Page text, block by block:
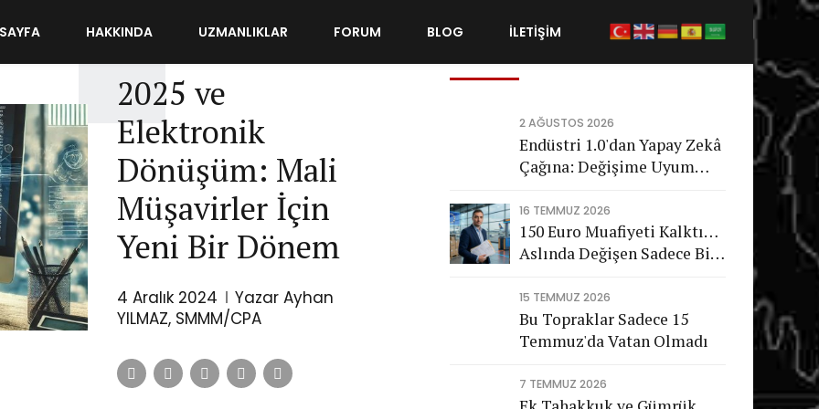
HAKKINDA UZMANLIKLAR FORUM BLOG İLETİŞİM
2025 ve
Elektronik
Dönüşüm: Mali
Müşavirler İçin
Yeni Bir Dönem
4 Aralık 2024
Yazar Ayhan
YILMAZ, SMMM/CPA
Son Gönderiler
2 AĞUSTOS 2026
Endüstri 1.0'dan Yapay Zekâ
Çağına: Değişime Uyum
Nasıl Bir Gelecek Bekliyor?
16 TEMMUZ 2026
150 Euro Muafiyeti Kalktı…
Aslında Değişen Sadece Bir
15 TEMMUZ 2026
Bu Topraklar Sadece 15
Temmuz'da Vatan Olmadı
7 TEMMUZ 2026